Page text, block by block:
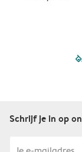
Schrijf je in op